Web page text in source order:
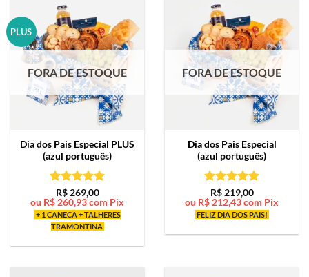
PLUS
FORA DE ESTOQUE
Dia dos Pais Especial PLUS
(azul português)
Avaliação5
de 5
R$269,00
ou R$260,93com Pix
+ 1 CANECA + TALHERES
TRAMONTINA
FORA DE ESTOQUE
Dia dos Pais Especial
(azul português)
Avaliação5
de 5
R$219,00
ou R$212,43com Pix
FELIZ DIA DOS PAIS!